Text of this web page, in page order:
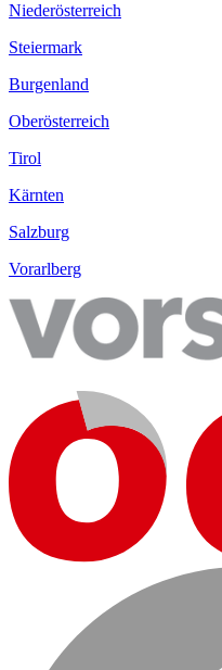
Niederösterreich
Steiermark
Burgenland
Oberösterreich
Tirol
Kärnten
Salzburg
Vorarlberg